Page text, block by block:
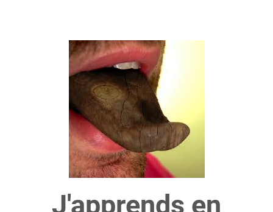
J'apprends en